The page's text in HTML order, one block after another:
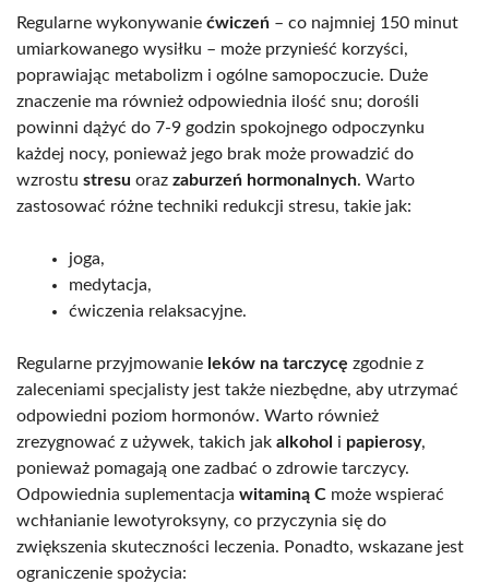
Regularne wykonywanie ćwiczeń – co najmniej 150 minut
umiarkowanego wysiłku – może przynieść korzyści,
poprawiając metabolizm i ogólne samopoczucie. Duże
znaczenie ma również odpowiednia ilość snu; dorośli
powinni dążyć do 7-9 godzin spokojnego odpoczynku
każdej nocy, ponieważ jego brak może prowadzić do
wzrostu stresu oraz zaburzeń hormonalnych. Warto
zastosować różne techniki redukcji stresu, takie jak:
joga,
medytacja,
ćwiczenia relaksacyjne.
Regularne przyjmowanie leków na tarczycę zgodnie z
zaleceniami specjalisty jest także niezbędne, aby utrzymać
odpowiedni poziom hormonów. Warto również
zrezygnować z używek, takich jak alkohol i papierosy,
ponieważ pomagają one zadbać o zdrowie tarczycy.
Odpowiednia suplementacja witaminą C może wspierać
wchłanianie lewotyroksyny, co przyczynia się do
zwiększenia skuteczności leczenia. Ponadto, wskazane jest
ograniczenie spożycia: